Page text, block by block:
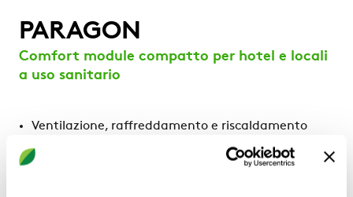
PARAGON
Comfort module compatto per hotel e locali
a uso sanitario
Ventilazione, raffreddamento e riscaldamento
(elettricità e acqua)
Un prodotto a portata costante con manopola per